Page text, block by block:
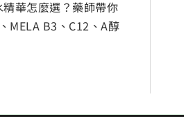
華怎麼選？藥師帶你
MELA B3、C12、A醇